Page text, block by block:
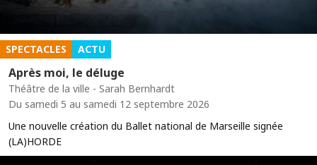
SPECTACLES ACTU
Après moi, le déluge
Théâtre de la ville - Sarah Bernhardt
Du samedi 5 au samedi 12 septembre 2026
Une nouvelle création du Ballet national de Marseille signée
(LA)HORDE